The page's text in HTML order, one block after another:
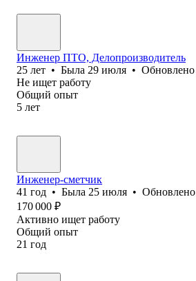
Инженер ПТО, Делопроизводитель
25 лет • Была 29 июля • Обновлено
Не ищет работу
Общий опыт
5 лет
Инженер-сметчик
41 год • Была 25 июля • Обновлено
170 000 ₽
Активно ищет работу
Общий опыт
21 год